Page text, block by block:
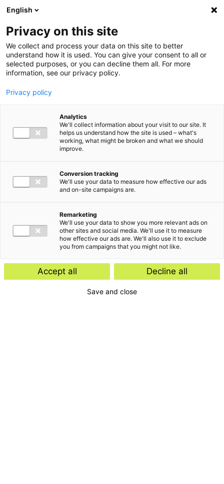
Ga direct naar de inhoud
English
Privacy on this site
We collect and process your data on this site to better
understand how it is used. You can give your consent to all or
selected purposes, or you can decline them all. For more
information, see our privacy policy.
Privacy policy
Analytics
We'll collect information about your visit to our site. It
helps us understand how the site is used – what's
working, what might be broken and what we should
improve.
Conversion tracking
We'll use your data to measure how effective our ads
and on-site campaigns are.
Remarketing
We'll use your data to show you more relevant ads on
other sites and social media. We'll use it to measure
how effective our ads are. We'll also use it to exclude
you from campaigns that you might not like.
Accept all Decline all
Save and close